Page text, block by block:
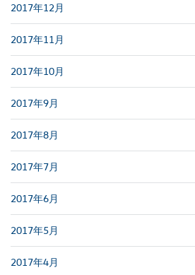
2017年12月
2017年11月
2017年10月
2017年9月
2017年8月
2017年7月
2017年6月
2017年5月
2017年4月